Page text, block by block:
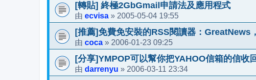
[轉貼] 終極2GbGmail申請法及應用程式
由 ecvisa » 2005-05-04 19:55
[推薦]免費免安裝的RSS閱讀器：GreatNews
由 coca » 2006-01-23 09:25
[分享]YMPOP可以幫你把YAHOO信箱的信收
由 darrenyu » 2006-03-11 23:34